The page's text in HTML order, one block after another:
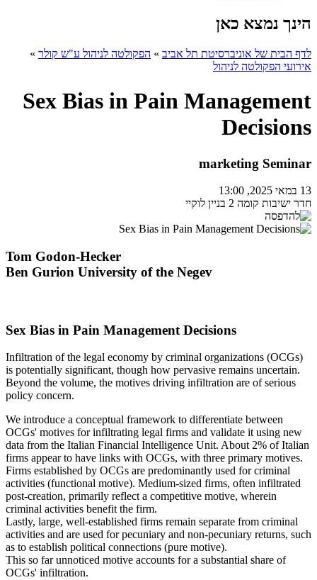
הינך נמצא כאן
לדף הבית של אוניברסיטת תל אביב » הפקולטה לניהול ע"ש קולר »
אירועי הפקולטה לניהול
Sex Bias in Pain Management
Decisions
marketing Seminar
13 במאי 2025, 13:00
חדר ישיבות קומה 2 בניין לוקיי
Tom Godon-Hecker
Ben Gurion University of the Negev
Sex Bias in Pain Management Decisions
Infiltration of the legal economy by criminal organizations (OCGs)
is potentially significant, though how pervasive remains uncertain.
Beyond the volume, the motives driving infiltration are of serious
policy concern.
We introduce a conceptual framework to differentiate between
OCGs' motives for infiltrating legal firms and validate it using new
data from the Italian Financial Intelligence Unit. About 2% of Italian
firms appear to have links with OCGs, with three primary motives.
Firms established by OCGs are predominantly used for criminal
activities (functional motive). Medium-sized firms, often infiltrated
post-creation, primarily reflect a competitive motive, wherein
criminal activities benefit the firm.
Lastly, large, well-established firms remain separate from criminal
activities and are used for pecuniary and non-pecuniary returns, such
as to establish political connections (pure motive).
This so far unnoticed motive accounts for a substantial share of
OCGs' infiltration.